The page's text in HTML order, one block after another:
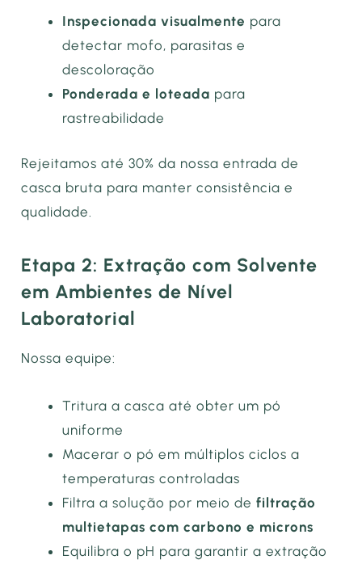
Inspecionada visualmente para
detectar mofo, parasitas e
descoloração
Ponderada e loteada para
rastreabilidade
Rejeitamos até 30% da nossa entrada de
casca bruta para manter consistência e
qualidade.
Etapa 2: Extração com Solvente
em Ambientes de Nível
Laboratorial
Nossa equipe:
Tritura a casca até obter um pó
uniforme
Macerar o pó em múltiplos ciclos a
temperaturas controladas
Filtra a solução por meio defiltração
multietapas com carbono e microns
Equilibra o pH para garantir a extração